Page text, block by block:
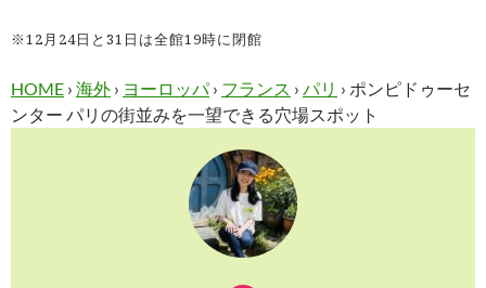
※12月24日と31日は全館19時に閉館
HOME › 海外 › ヨーロッパ › フランス › パリ › ポンピドゥーセ
ンター パリの街並みを一望できる穴場スポット